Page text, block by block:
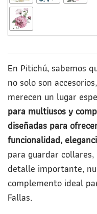
En Pitichú, sabemos
no solo son
merecen un lugar
para multiusos y
diseñadas para
funcionalidad,
para guardar
detalle importante,
complemento ideal
Fallas.